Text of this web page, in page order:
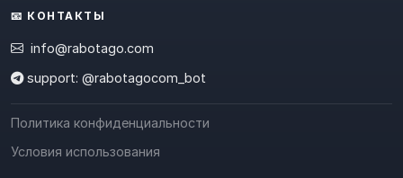
📧 КОНТАКТЫ
info@rabotago.com
support: @rabotagocom_bot
Политика конфиденциальности
Условия использования